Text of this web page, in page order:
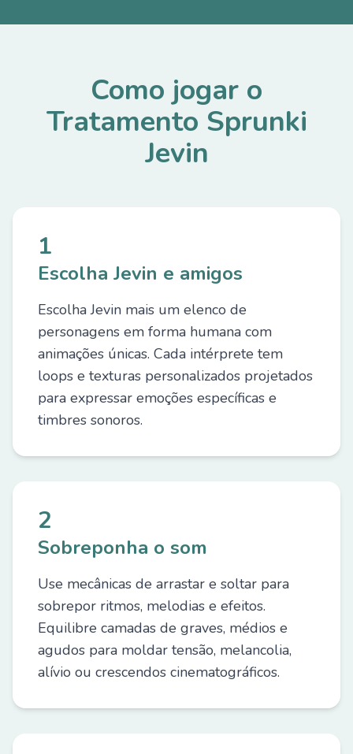
Como jogar o
Tratamento Sprunki
Jevin
1
Escolha Jevin e amigos
Escolha Jevin mais um elenco de
personagens em forma humana com
animações únicas. Cada intérprete tem
loops e texturas personalizados projetados
para expressar emoções específicas e
timbres sonoros.
2
Sobreponha o som
Use mecânicas de arrastar e soltar para
sobrepor ritmos, melodias e efeitos.
Equilibre camadas de graves, médios e
agudos para moldar tensão, melancolia,
alívio ou crescendos cinematográficos.